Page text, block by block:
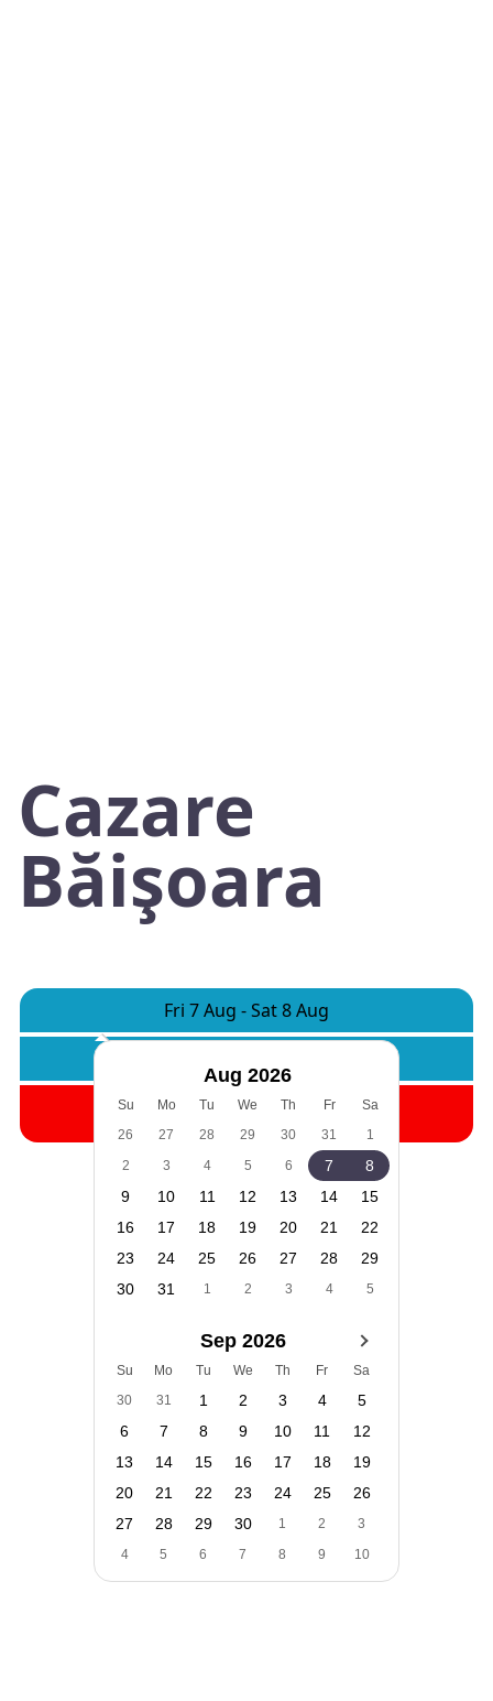
Cazare
Băişoara
Fri 7 Aug -Sat 8 Aug
Search
Aug 2026
Su Mo Tu We Th Fr
Sa
26
27 28 29 30 31
1
2
3 4 5 6 7
8
9
10 11 12 13 14
15
16
17 18 19 20 21
22
23
24 25 26 27 28
29
30
31 1 2 3 4 5
Sep 2026
Su Mo Tu We Th Fr
Sa
30
31 1 2 3 4
5
6
7 8 9 10 11
12
13
14 15 16 17 18
19
20
21 22 23 24 25
26
27
28 29 30 1 2
3
4
5 6 7 8 9 10